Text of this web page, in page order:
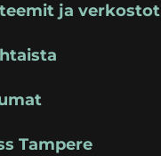
ja verkostot
Tampere